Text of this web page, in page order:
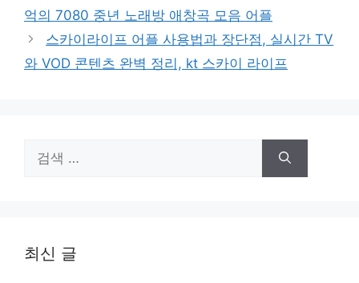
억의 7080 중년 노래방 애창곡 모음 어플
스카이라이프 어플 사용법과 장단점, 실시간 TV
와 VOD 콘텐츠 완벽 정리, kt 스카이 라이프
색:
최신 글